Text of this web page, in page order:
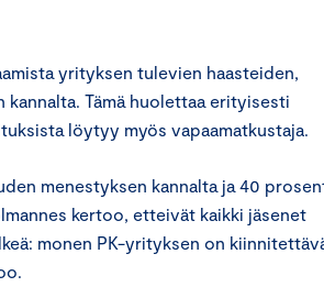
yrityksen tulevien haasteiden,
Tämä huolettaa erityisesti
löytyy myös vapaamatkustaja.
menestyksen kannalta ja 40
kertoo, etteivät kaikki jäsenet
monen PK-yrityksen on